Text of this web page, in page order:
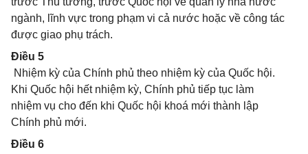
ngành, lĩnh vực trong phạm vi cả nước hoặc về công tác
được giao phụ trách.
Điều 5
Nhiệm kỳ của Chính phủ theo nhiệm kỳ của Quốc hội.
Khi Quốc hội hết nhiệm kỳ, Chính phủ tiếp tục làm
nhiệm vụ cho đến khi Quốc hội khoá mới thành lập
Chính phủ mới.
Điều 6